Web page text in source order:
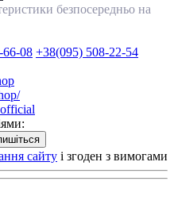
безпосередньо на
66-08 +38(095) 508-22-54
сайту і згоден з вимогами